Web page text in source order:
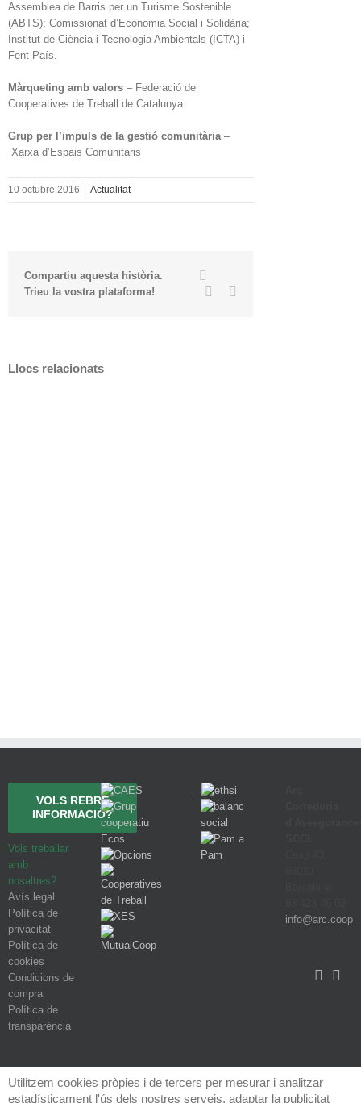
Assemblea de Barris per un Turisme Sostenible
(ABTS); Comissionat d’Economia Social i Solidària;
Institut de Ciència i Tecnologia Ambientals (ICTA) i
Fent País.
Màrqueting amb valors – Federació de
Cooperatives de Treball de Catalunya
Grup per l’impuls de la gestió comunitària–
Xarxa d’Espais Comunitaris
10 octubre 2016 Actualitat
Compartiu aquesta història.
Trieu la vostra plataforma!
Linkedin
Llocs relacionats
VOLS REBRE
INFORMACIÓ?
Vols treballar
amb
nosaltres?
Avís legal
Política de
privacitat
Política de
cookies
Condicions de
compra
Política de
transparència
info@arc.coop
Utilitzem cookies pròpies i de tercers per mesurar i analitzar
estadísticament l'ús dels nostres serveis, adaptar la publicitat